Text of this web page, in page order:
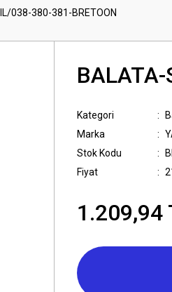
038-380-381-BRETOON
Kategori
Marka
Stok Kodu
Fiyat
1.209,94